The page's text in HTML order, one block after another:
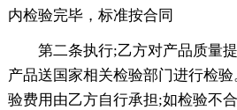
内检验完毕，标准按合同
第二条执行;乙方对产品质量
产品送国家相关检验部门进行检
验费用由乙方自行承担;如检验不